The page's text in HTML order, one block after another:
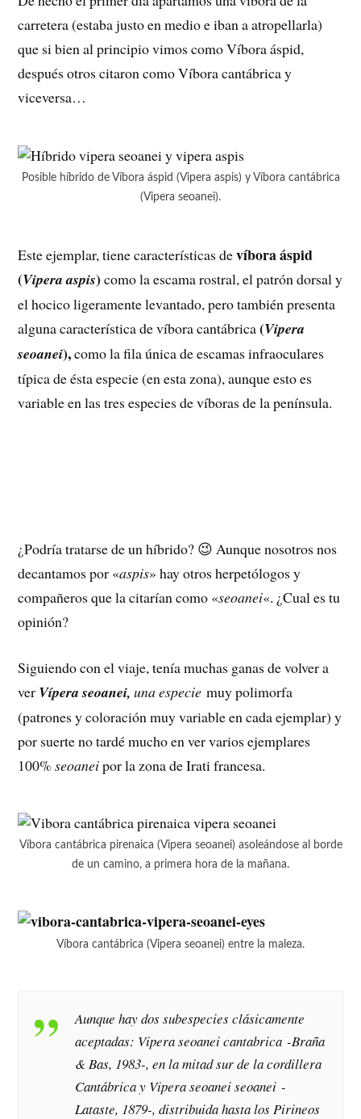
carretera (estaba justo en medio e iban a atropellarla)
que si bien al principio vimos como Víbora áspid,
después otros citaron como Víbora cantábrica y
viceversa…
Posible híbrido de Víbora áspid (Vipera aspis) y Víbora cantábrica
(Vipera seoanei).
Este ejemplar, tiene características devíbora áspid
(Vipera aspis) como la escama rostral, el patrón dorsal y
el hocico ligeramente levantado, pero también presenta
alguna característica de víbora cantábrica(Vipera
seoanei),como la fila única de escamas infraoculares
típica de ésta especie (en esta zona), aunque esto es
variable en las tres especies de víboras de la península.
¿Podría tratarse de un híbrido? 😉 Aunque nosotros nos
decantamos por «aspis» hay otros herpetólogos y
compañeros que la citarían como «seoanei«. ¿Cual es tu
opinión?
Siguiendo con el viaje, tenía muchas ganas de volver a
ver Vípera seoanei, una especie muy polimorfa
(patrones y coloración muy variable en cada ejemplar) y
por suerte no tardé mucho en ver varios ejemplares
100%seoaneipor la zona de Irati francesa.
Víbora cantábrica pirenaica (Vipera seoanei) asoleándose al borde
de un camino, a primera hora de la mañana.
Víbora cantábrica (Vipera seoanei) entre la maleza.
Aunque hay dos subespecies clásicamente
aceptadas: Vipera seoanei cantabrica -Braña
& Bas, 1983-, en la mitad sur de la cordillera
Cantábrica y Vipera seoanei seoanei -
Lataste, 1879-, distribuida hasta los Pirineos